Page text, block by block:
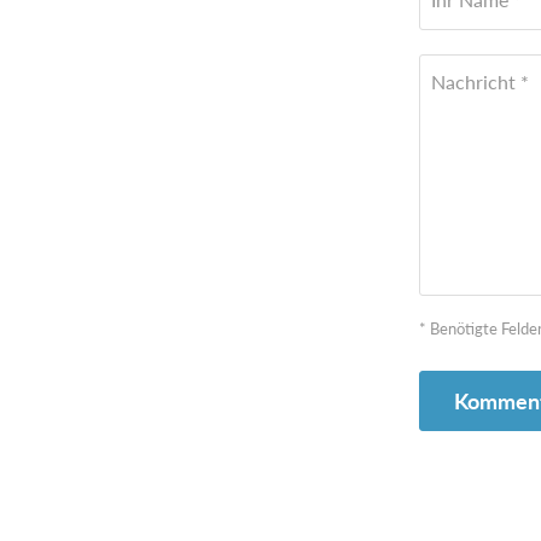
Nachricht *
* Benötigte